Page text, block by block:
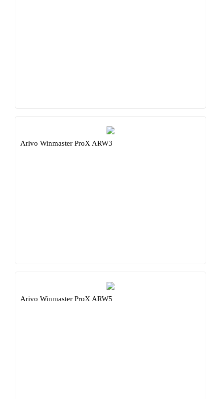
Arivo Winmaster ProX ARW3
Arivo Winmaster ProX ARW5